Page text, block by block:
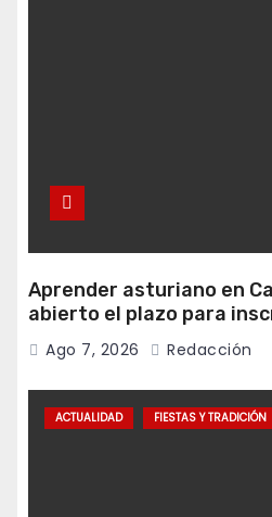
Aprender asturiano en
abierto el plazo para
programa Falamos
Ago 7, 2026 Redacción
ACTUALIDAD FIESTAS Y TRADICIÓN